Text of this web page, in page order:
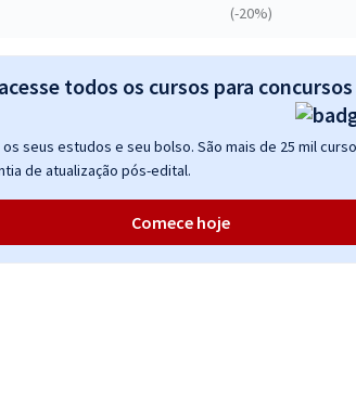
(-20%)
todos os cursos para
seus estudos e seu bolso. São mais de 25 mil
de atualização pós-edital.
Comece hoje